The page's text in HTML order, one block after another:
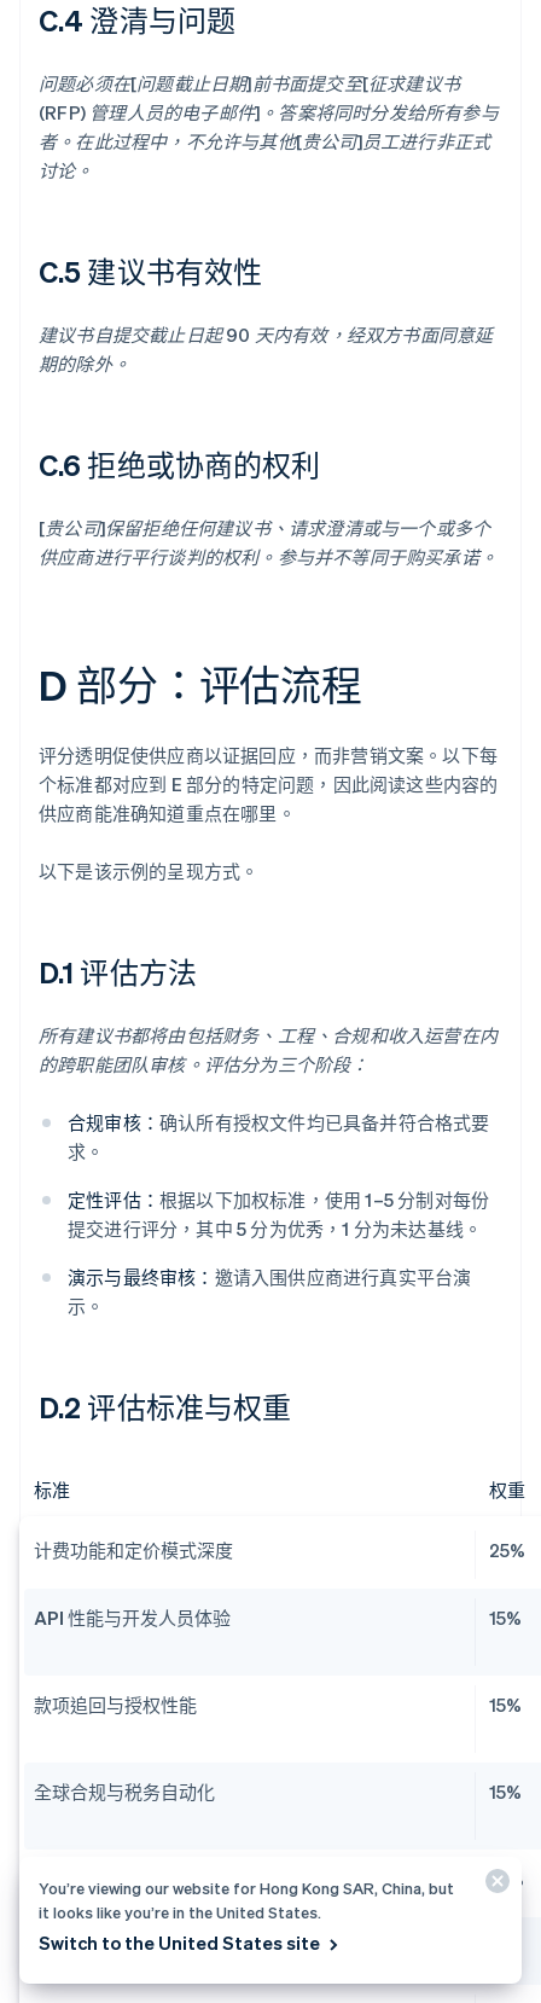
C.4 澄清与问题
问题必须在[问题截止日期]前书面提交至[征求建议书
(RFP) 管理人员的电子邮件]。答案将同时分发给所有参与
者。在此过程中，不允许与其他[贵公司]员工进行非正式
讨论。
C.5 建议书有效性
建议书自提交截止日起 90 天内有效，经双方书面同意延
期的除外。
C.6 拒绝或协商的权利
[贵公司]保留拒绝任何建议书、请求澄清或与一个或多个
供应商进行平行谈判的权利。参与并不等同于购买承诺。
D 部分：评估流程
评分透明促使供应商以证据回应，而非营销文案。以下每
个标准都对应到 E 部分的特定问题，因此阅读这些内容的
供应商能准确知道重点在哪里。
以下是该示例的呈现方式。
D.1 评估方法
所有建议书都将由包括财务、工程、合规和收入运营在内
的跨职能团队审核。评估分为三个阶段：
合规审核： 确认所有授权文件均已具备并符合格式要
求。
定性评估： 根据以下加权标准，使用 1–5 分制对每份
提交进行评分，其中 5 分为优秀，1 分为未达基线。
演示与最终审核： 邀请入围供应商进行真实平台演
示。
D.2 评估标准与权重
标准 权重
计费功能和定价模式深度 25%
API 性能与开发人员体验 15%
款项追回与授权性能 15%
全球合规与税务自动化 15%
收入报告与确认 10%
智能体与嵌入式功能
You’re viewing our website for Hong Kong SAR, China, but
it looks like you’re in the United States.
Switch to the United States site